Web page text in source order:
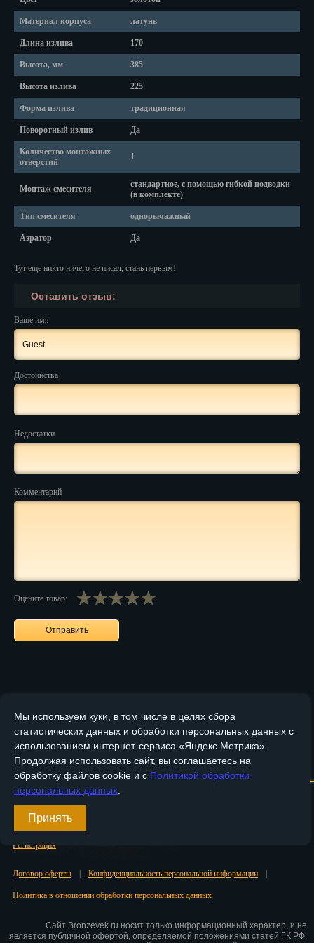
Курган
Магадан
Магас
Махачкала
Петр.-Камчатский
Подольск
Салехард
Самара
Санкт-Петербург
Материал корпуса латунь
Длина излива 170
Высота, мм 385
Высота излива 225
Форма излива традиционная
Поворотный излив Да
Количество монтажных
отверстий
1
Монтаж смесителя
стандартное, с помощью гибкой подводки
(в комплекте)
Тип смесителя однорычажный
Аэратор Да
Тут еще никто ничего не писал, стань первым!
Оставить отзыв:
Ваше имя
Достоинства
Недостатки
Комментарий
Оцените товар:
Мы используем куки, в том числе в целях сбора
статистических данных и обработки персональных данных с
использованием интернет-сервиса «Яндекс.Метрика».
Продолжая использовать сайт, вы соглашаетесь на
обработку файлов cookie и с Политикой обработки
персональных данных
Принять
Главная О компании Медные изделия Бронзовые изделия
Доставка и оплата Контакты
Вход
Регистрация
Договор оферты Конфиденциальность персональной информации
Политика в отношении обработки персональных данных
Сайт Bronzevek.ru носит только информационный характер, и не
является публичной офертой, определяемой положениями статей ГК РФ.